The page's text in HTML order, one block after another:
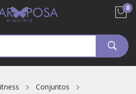
0
Conjuntos